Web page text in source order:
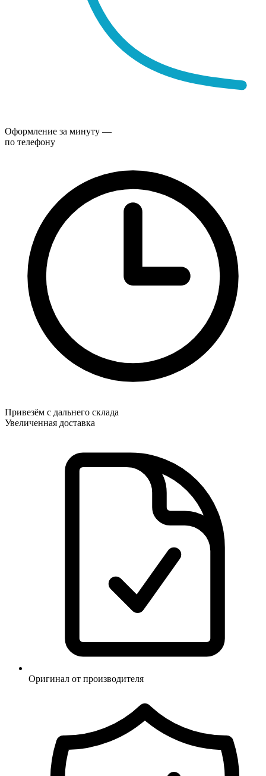
Оформление за минуту —
по телефону
Привезём с дальнего склада
Увеличенная доставка
Оригинал от производителя